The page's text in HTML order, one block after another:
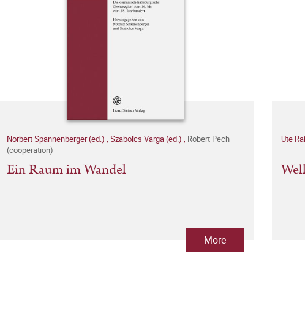
Norbert Spannenberger (ed.) Szabolcs Varga (ed.)
Robert Pech
(cooperation)
Ein Raum im Wandel
More
Ute